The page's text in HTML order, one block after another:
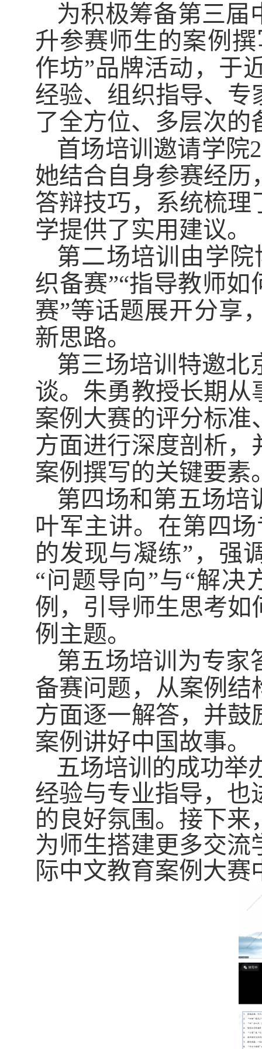
为积极筹备第三届
升参赛师生的案例
作坊”品牌活动，于
经验、组织指导、
了全方位、多层次的
首场培训邀请学院
她结合自身参赛经
答辩技巧，系统梳
学提供了实用建议。
第二场培训由学
织备赛”“指导教师
赛”等话题展开分享
新思路。
第三场培训特邀北
谈。朱勇教授长期
案例大赛的评分标
方面进行深度剖析
案例撰写的关键要素
第四场和第五场培
叶军主讲。在第四
的发现与凝练”，强
“问题导向”与“解决
例，引导师生思考
例主题。
第五场培训为专家
备赛问题，从案例
方面逐一解答，并
案例讲好中国故事。
五场培训的成功举
经验与专业指导，也
的良好氛围。接下来
为师生搭建更多交
际中文教育案例大赛